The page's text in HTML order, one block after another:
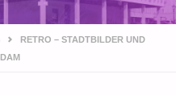
RETRO – STADTBILDER UND